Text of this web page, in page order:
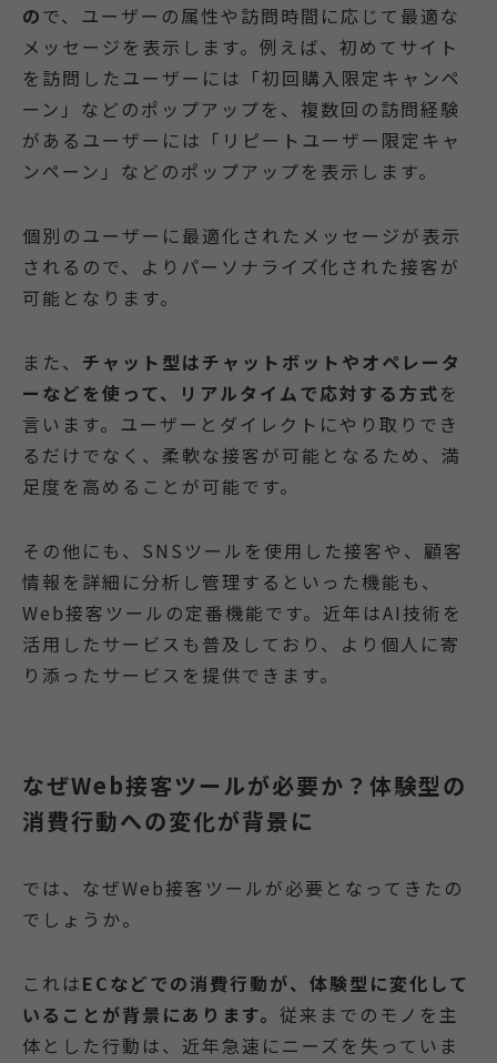
ので、ユーザーの属性や訪問時間に応じて最適な
メッセージを表示します。例えば、初めてサイト
を訪問したユーザーには「初回購入限定キャンペ
ーン」などのポップアップを、複数回の訪問経験
があるユーザーには「リピートユーザー限定キャ
ンペーン」などのポップアップを表示します。
個別のユーザーに最適化されたメッセージが表示
されるので、よりパーソナライズ化された接客が
可能となります。
また、 チャット型はチャットボットやオペレータ
ーなどを使って、リアルタイムで応対する方式を
言います。ユーザーとダイレクトにやり取りでき
るだけでなく、柔軟な接客が可能となるため、満
足度を高めることが可能です。
その他にも、SNSツールを使用した接客や、顧客
情報を詳細に分析し管理するといった機能も、
Web接客ツールの定番機能です。近年はAI技術を
活用したサービスも普及しており、より個人に寄
り添ったサービスを提供できます。
なぜWeb接客ツールが必要か？体験型の
消費行動への変化が背景に
では、なぜWeb接客ツールが必要となってきたの
でしょうか。
これはECなどでの消費行動が、体験型に変化して
いることが背景にあります。 従来までのモノを主
体とした行動は、近年急速にニーズを失っていま